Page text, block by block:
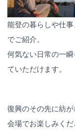
能登の暮らしや仕
でご紹介。
何気ない日常の一瞬
ていただけます。
復興のその先に紡
会場でお楽しみくだ